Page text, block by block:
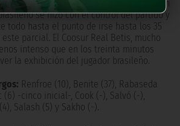
Benite el gran protagonista del choque en
se hizo con el control del partido y
todo hasta el punto de irse hasta los 35
parcial. El Coosur Real Betis, mucho
intenso que en los treinta minutos
la exhibición del jugador brasileño.
Renfroe (10), Benite (37), Rabaseda
(6) -cinco inicial-, Cook (-), Salvó (-),
Salash (5) y Sakho (-).